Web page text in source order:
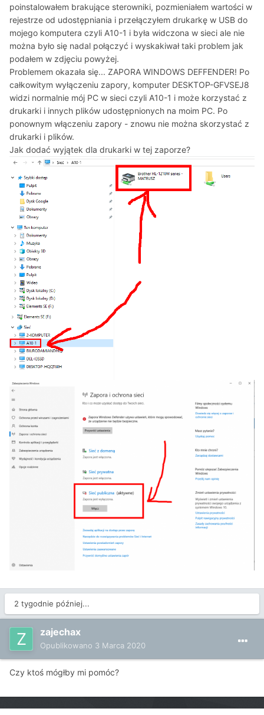
poinstalowałem brakujące sterowniki, pozmieniałem wartości w
rejestrze od udostępniania i przełączyłem drukarkę w USB do
mojego komputera czyli A10-1 i była widczona w sieci ale nie
można było się nadal połączyć i wyskakiwał taki problem jak
podałem w zdjęciu powyżej.
Problemem okazała się... ZAPORA WINDOWS DEFFENDER! Po
całkowitym wyłączeniu zapory, komputer DESKTOP-GFVSEJ8
widzi normalnie mój PC w sieci czyli A10-1 i może korzystać z
drukarki i innych plików udostępnionych na moim PC. Po
ponownym włączeniu zapory - znowu nie można skorzystać z
drukarki i plików.
Jak dodać wyjątek dla drukarki w tej zaporze?
2 tygodnie później...
zajechax
Opublikowano 3 Marca 2020
Czy ktoś mógłby mi pomóc?